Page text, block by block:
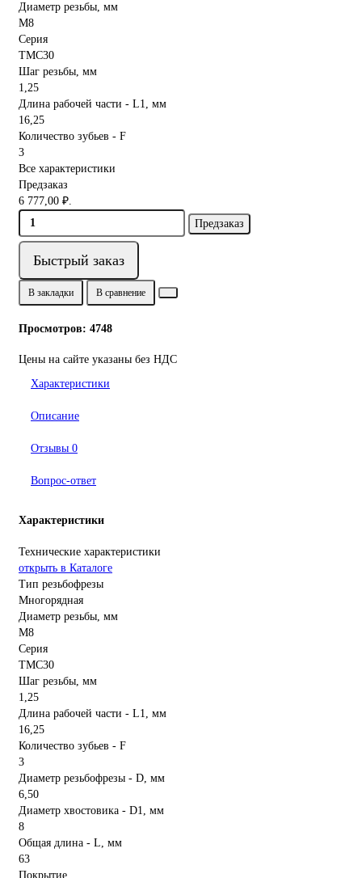
Диаметр резьбы, мм
M8
Серия
TMС30
Шаг резьбы, мм
1,25
Длина рабочей части - L1, мм
16,25
Количество зубьев - F
3
Все характеристики
Предзаказ
6 777,00 ₽.
Предзаказ
Быстрый заказ
В закладки В сравнение
Просмотров: 4748
Цены на сайте указаны без НДС
Характеристики
Описание
Отзывы 0
Вопрос-ответ
Характеристики
Технические характеристики
открыть в Каталоге
Тип резьбофрезы
Многорядная
Диаметр резьбы, мм
M8
Серия
TMС30
Шаг резьбы, мм
1,25
Длина рабочей части - L1, мм
16,25
Количество зубьев - F
3
Диаметр резьбофрезы - D, мм
6,50
Диаметр хвостовика - D1, мм
8
Общая длина - L, мм
63
Покрытие